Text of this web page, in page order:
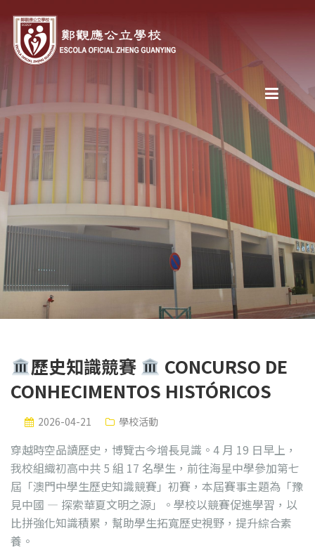
歷史知識競賽
CONCURSO DE
CONHECIMENTOS HISTÓRICOS
2026-04-21 學校活動
穿越時空品讀歷史，博覽古今增長見識。4 月 19 日早上，
我校組織初高中共 5 組 17 名學生，前往海星中學參加第七
屆「澳門中學生歷史知識競賽」初賽，本屆賽事主題為「豫
見中國 — 探索華夏文明之源」。學校以競賽促進學習，以
比拼強化知識積累，幫助學生拓寬歷史視野，提升綜合素
養。